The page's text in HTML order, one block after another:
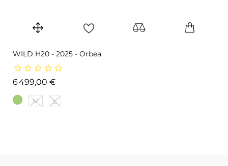
WILD H20 - 2025 - Orbea
6 499,00 €
M L